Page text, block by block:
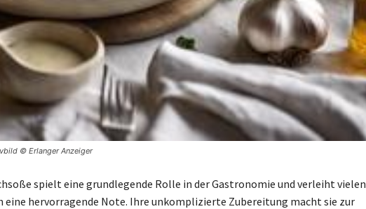
© Erlanger Anzeiger
spielt eine grundlegende Rolle in der Gastronomie und verleiht vielen
eine hervorragende Note. Ihre unkomplizierte Zubereitung macht sie zur